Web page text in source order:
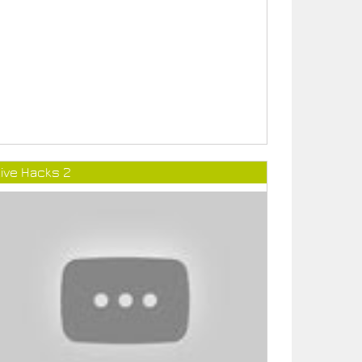
Hacks 2